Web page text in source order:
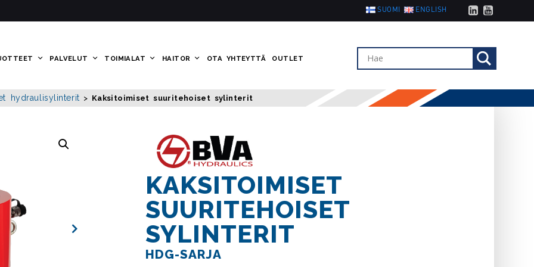
SUOMI ENGLISH
PALVELUT TOIMIALAT HAITOR OTA YHTEYTTÄ OUTLET
hydraulisylinterit > Kaksitoimiset suuritehoiset sylinterit
KAKSITOIMISET
SUURITEHOISET
SYLINTERIT
HDG-SARJA